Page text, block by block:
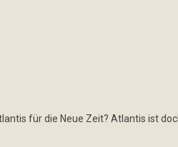
für die Neue Zeit? Atlantis ist